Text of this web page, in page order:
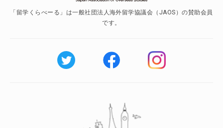
「留学くらべーる」は一般社団法人海外留学協議会（JAOS）の賛助会員
です。